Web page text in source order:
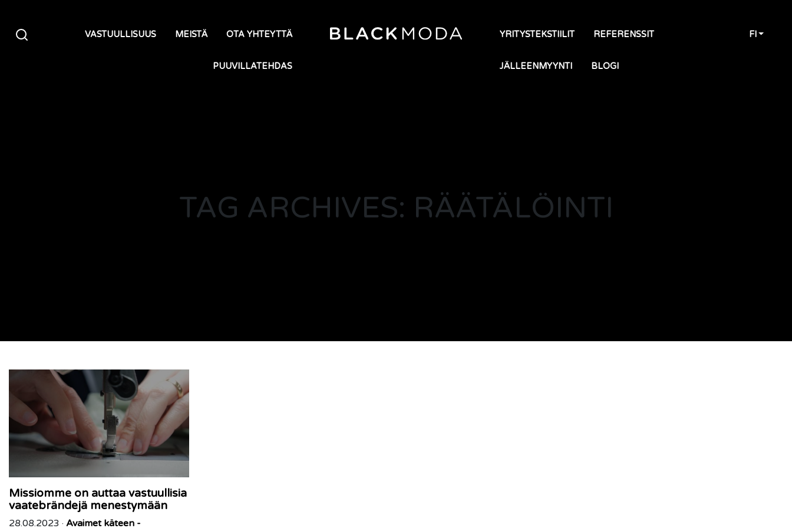
VASTUULLISUUS MEISTÄ OTA YHTEYTTÄ
PUUVILLATEHDAS
YRITYSTEKSTIILIT REFERENSSIT
JÄLLEENMYYNTI BLOGI
FI
TAG ARCHIVES: RÄÄTÄLÖINTI
Missiomme on auttaa vastuullisia
vaatebrändejä menestymään
28.08.2023 · Avaimet käteen -